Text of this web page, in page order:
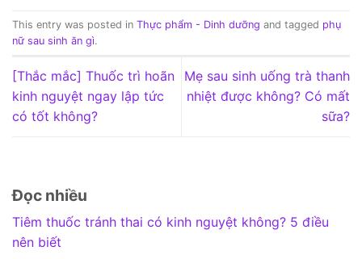
This entry was posted in Thực phẩm - Dinh dưỡng and tagged phụ
nữ sau sinh ăn gì.
[Thắc mắc] Thuốc trì hoãn
kinh nguyệt ngay lập tức
có tốt không?
Mẹ sau sinh uống trà thanh
nhiệt được không? Có mất
sữa?
Đọc nhiều
Tiêm thuốc tránh thai có kinh nguyệt không? 5 điều
nên biết